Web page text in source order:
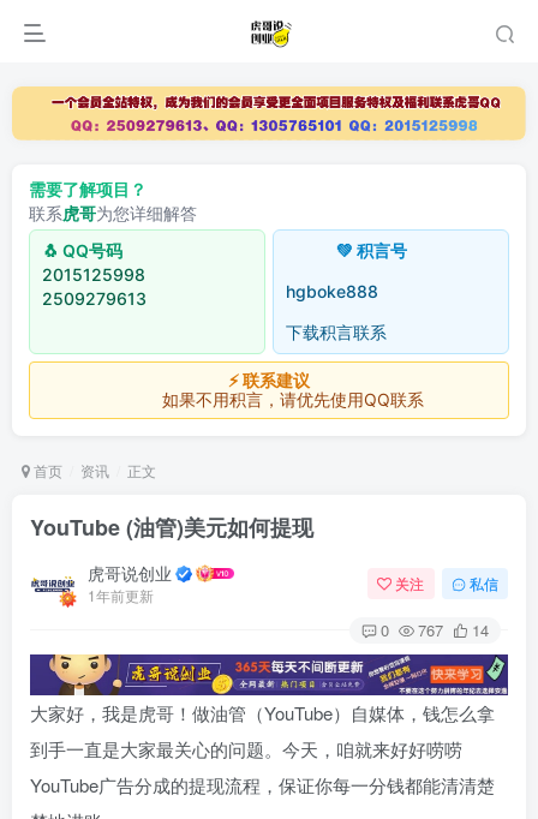
需要了解项目？
联系虎哥为您详细解答
🐧 QQ号码
2015125998
2509279613
💚 积言号
hgboke888
下载积言联系
⚡ 联系建议
如果不用积言，请优先使用QQ联系
首页 资讯 正文
YouTube (油管)美元如何提现
虎哥说创业
1年前更新
关注 私信
0 767 14
大家好，我是虎哥！做油管（YouTube）自媒体，钱怎么拿
到手一直是大家最关心的问题。今天，咱就来好好唠唠
YouTube广告分成的提现流程，保证你每一分钱都能清清楚